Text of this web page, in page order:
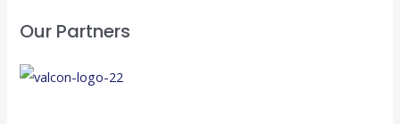
Our Partners